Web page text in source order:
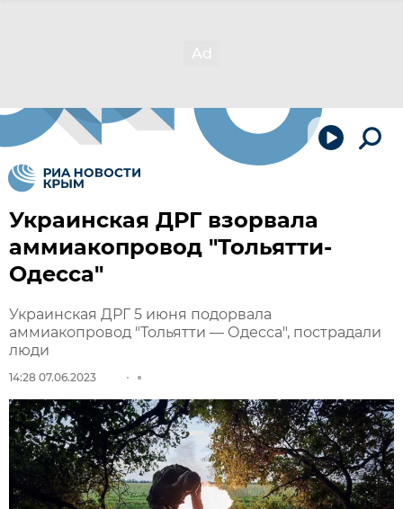
Украинская ДРГ взорвала
аммиакопровод "Тольятти-
Одесса"
Украинская ДРГ 5 июня подорвала
аммиакопровод "Тольятти — Одесса", пострадали
люди
14:28 07.06.2023